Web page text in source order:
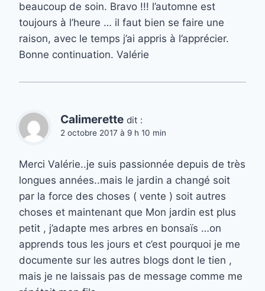
beaucoup de soin. Bravo !!! l’automne est
toujours à l’heure … il faut bien se faire une
raison, avec le temps j’ai appris à l’apprécier.
Bonne continuation. Valérie
Calimerette dit :
2 octobre 2017 à 9 h 10 min
Merci Valérie..je suis passionnée depuis de très
longues années..mais le jardin a changé soit
par la force des choses ( vente ) soit autres
choses et maintenant que Mon jardin est plus
petit , j’adapte mes arbres en bonsaïs …on
apprends tous les jours et c’est pourquoi je me
documente sur les autres blogs dont le tien ,
mais je ne laissais pas de message comme me